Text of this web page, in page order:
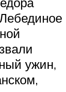
ужин,